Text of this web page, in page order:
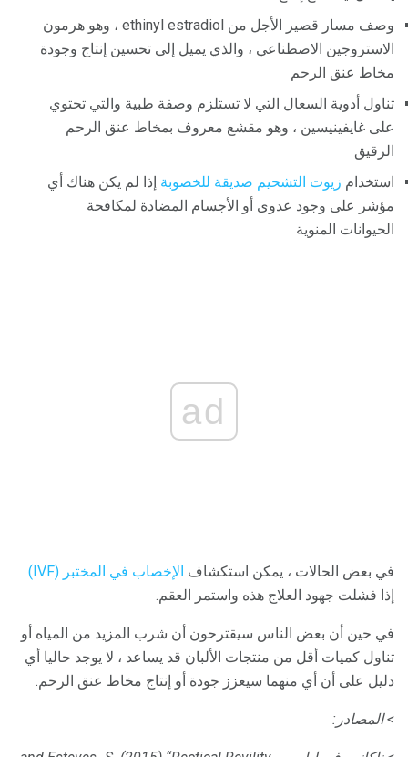
وصف مسار قصير الأجل من ethinyl estradiol ، وهو هرمون
الاستروجين الاصطناعي ، والذي يميل إلى تحسين إنتاج وجودة
مخاط عنق الرحم
تناول أدوية السعال التي لا تستلزم وصفة طبية والتي تحتوي
على غايفينيسين ، وهو مقشع معروف بمخاط عنق الرحم
الرقيق
استخدام زيوت التشحيم صديقة للخصوبة إذا لم يكن هناك أي
مؤشر على وجود عدوى أو الأجسام المضادة لمكافحة
الحيوانات المنوية
ad
في بعض الحالات ، يمكن استكشاف الإخصاب في المختبر (IVF)
إذا فشلت جهود العلاج هذه واستمر العقم.
في حين أن بعض الناس سيقترحون أن شرب المزيد من المياه أو
تناول كميات أقل من منتجات الألبان قد يساعد ، لا يوجد حاليا أي
دليل على أن أي منهما سيعزز جودة أو إنتاج مخاط عنق الرحم.
> المصادر: